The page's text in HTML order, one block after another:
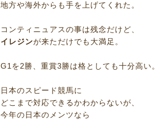
地方や海外からも手を上げてくれた。
コンティニュアスの事は残念だけど、
イレジンが来ただけでも大満足。
G1を2勝、重賞3勝は格としても十分高い。
日本のスピード競馬に
どこまで対応できるかわからないが、
今年の日本のメンツなら